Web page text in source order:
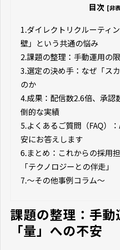
目次 [非
1.ダイレクトリクルーティ
壁」という共通の悩み
2.課題の整理：手動運用の
3.選定の決め手：なぜ「ス
のか
4.成果：配信数2.6倍、承認
倒的な実績
5.よくあるご質問（FAQ）
安にお答えします
6.まとめ：これからの採用
「テクノロジーとの伴走」
7.～その他事例コラム～
課題の整理：手動
「量」への不安